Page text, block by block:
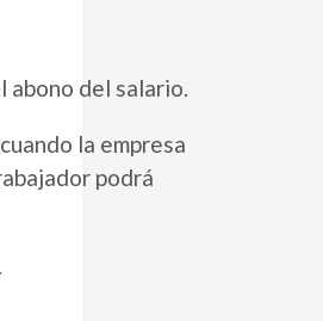
del salario.
la empresa
podrá